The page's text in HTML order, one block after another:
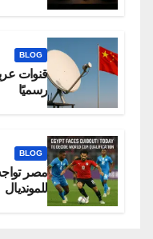
BLOG
قنوات
رسميًا
BLOG
مصر
للمونديال